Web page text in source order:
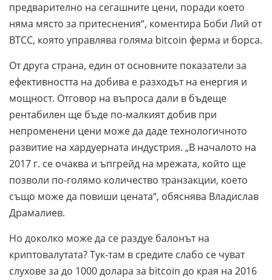
предварително на сегашните цени, поради което
няма място за притеснения“, коментира Боби Лий от
BTCC, която управлява голяма bitcoin ферма и борса.
От друга страна, един от основните показатели за
ефективността на добива е разходът на енергия и
мощност. Отговор на въпроса дали в бъдеще
рентабилен ще бъде по-малкият добив при
непроменени цени може да даде технологичното
развитие на хардуерната индустрия. „В началото на
2017 г. се очаква и ъпгрейд на мрежата, който ще
позволи по-голямо количество транзакции, което
също може да повиши цената“, обяснява Владислав
Драмалиев.
Но доколко може да се раздуе балонът на
криптовалутата? Тук-там в средите слабо се чуват
слухове за до 1000 долара за bitcoin до края на 2016